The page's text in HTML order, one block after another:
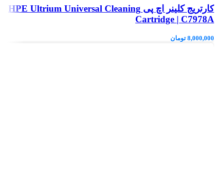
کارتریج کلینر اچ پی HPE Ultrium Universal Cleaning
Cartridge | C7978A
8,000,000 تومان